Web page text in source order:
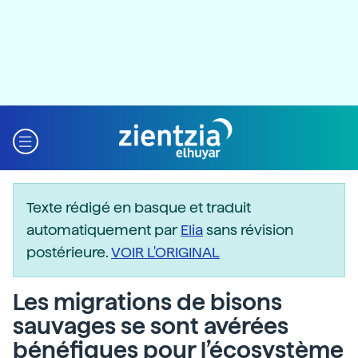
Texte rédigé en basque et traduit
automatiquement parEliasans révision
postérieure.VOIR L'ORIGINAL
Les migrations de bisons
sauvages se sont avérées
bénéfiques pour l’écosystème